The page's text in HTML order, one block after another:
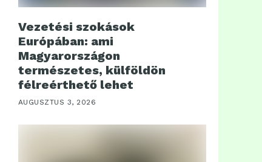
Vezetési szokások
Európában: ami
Magyarországon
természetes, külföldön
félreérthető lehet
AUGUSZTUS 3, 2026